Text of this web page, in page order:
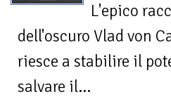
L'epico
dell'oscuro Vlad von
riesce a stabilire il
salvare il...